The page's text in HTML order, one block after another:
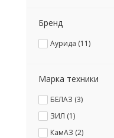
Бренд
Аурида (11)
Марка техники
БЕЛАЗ (3)
ЗИЛ (1)
КамАЗ (2)